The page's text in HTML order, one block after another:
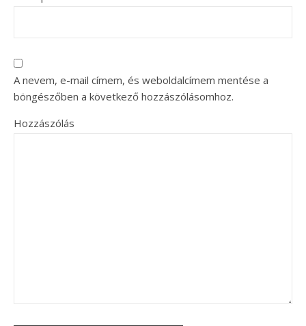
A nevem, e-mail címem, és weboldalcímem mentése a
böngészőben a következő hozzászólásomhoz.
Hozzászólás